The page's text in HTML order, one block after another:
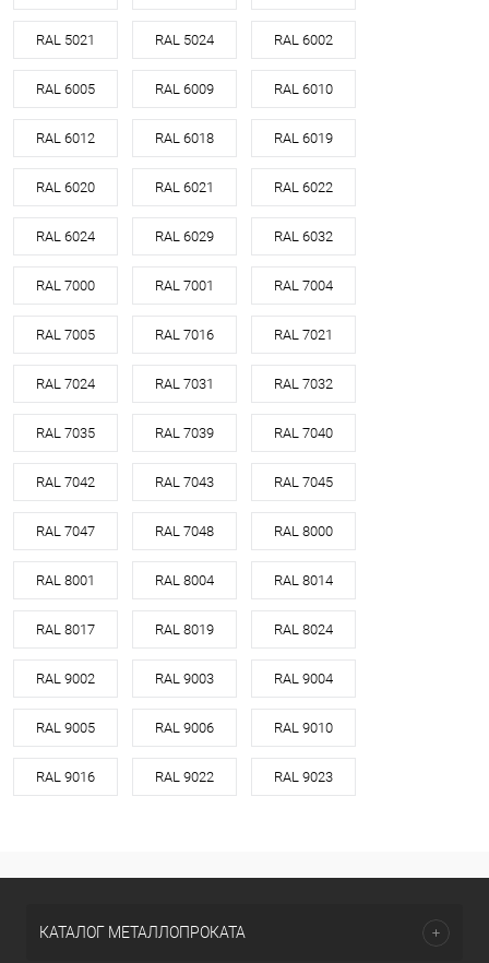
RAL 5021 RAL 5024 RAL 6002
RAL 6005 RAL 6009 RAL 6010
RAL 6012 RAL 6018 RAL 6019
RAL 6020 RAL 6021 RAL 6022
RAL 6024 RAL 6029 RAL 6032
RAL 7000 RAL 7001 RAL 7004
RAL 7005 RAL 7016 RAL 7021
RAL 7024 RAL 7031 RAL 7032
RAL 7035 RAL 7039 RAL 7040
RAL 7042 RAL 7043 RAL 7045
RAL 7047 RAL 7048 RAL 8000
RAL 8001 RAL 8004 RAL 8014
RAL 8017 RAL 8019 RAL 8024
RAL 9002 RAL 9003 RAL 9004
RAL 9005 RAL 9006 RAL 9010
RAL 9016 RAL 9022 RAL 9023
КАТАЛОГ МЕТАЛЛОПРОКАТА